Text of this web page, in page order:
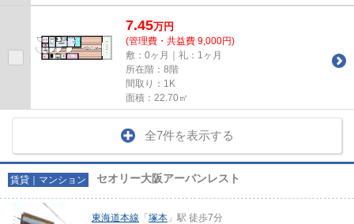
7.45万円
(管理費・共益費 9,000円)
敷：0ヶ月｜礼：1ヶ月
所在階：8階
間取り：1K
面積：22.70㎡
全7件を表示する
賃貸｜マンション セオリー大阪アーバンレスト
東海道本線 「 塚本 」駅 徒歩7分